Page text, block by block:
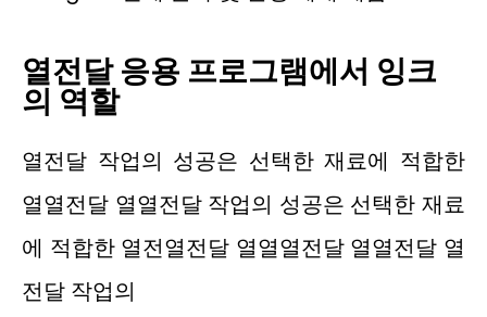
열전달 응용 프로그램에서 잉크
의 역할
열전달 작업의 성공은 선택한 재료에 적합한
열열전달 열열전달 작업의 성공은 선택한 재료
에 적합한 열전열전달 열열열전달 열열전달 열
전달 작업의